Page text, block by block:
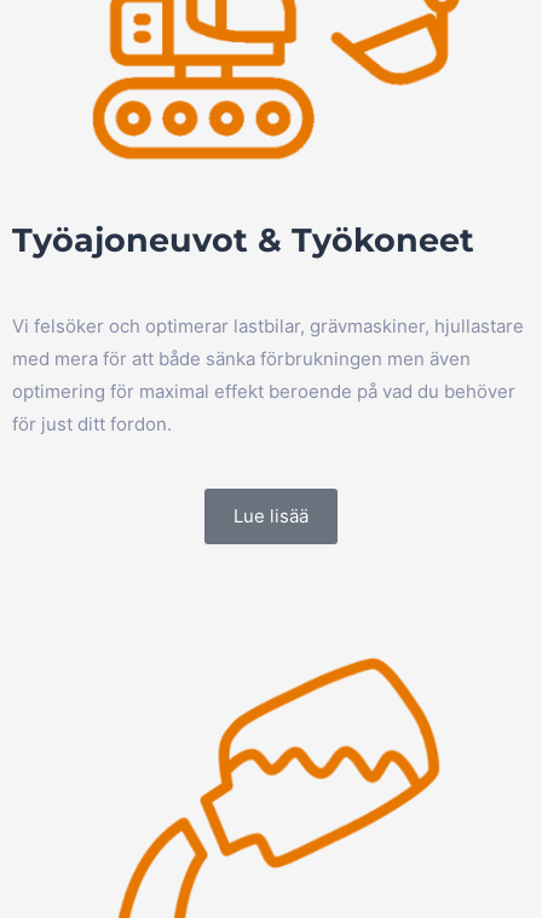
Työajoneuvot & Työkoneet
Vi felsöker och optimerar lastbilar, grävmaskiner, hjullastare
med mera för att både sänka förbrukningen men även
optimering för maximal effekt beroende på vad du behöver
för just ditt fordon.
Lue lisää